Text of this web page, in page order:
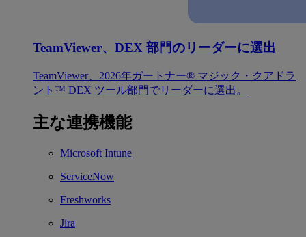
TeamViewer、DEX 部門のリーダーに選出
TeamViewer、2026年ガートナー® マジック・クアドラ
ント™ DEX ツール部門でリーダーに選出。
主な連携機能
Microsoft Intune
ServiceNow
Freshworks
Jira